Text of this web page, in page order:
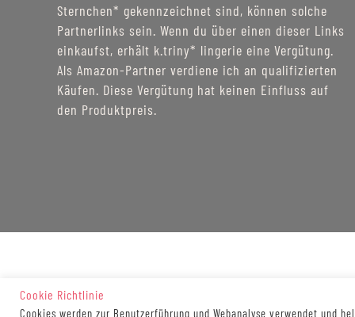
Sternchen* gekennzeichnet sind, können solche
Partnerlinks sein. Wenn du über einen dieser Links
einkaufst, erhält k.triny* lingerie eine Vergütung.
Als Amazon-Partner verdiene ich an qualifizierten
Käufen. Diese Vergütung hat keinen Einfluss auf
den Produktpreis.
Cookie Richtlinie
Cookies werden zur Benutzerführung und Webanalyse verwendet und